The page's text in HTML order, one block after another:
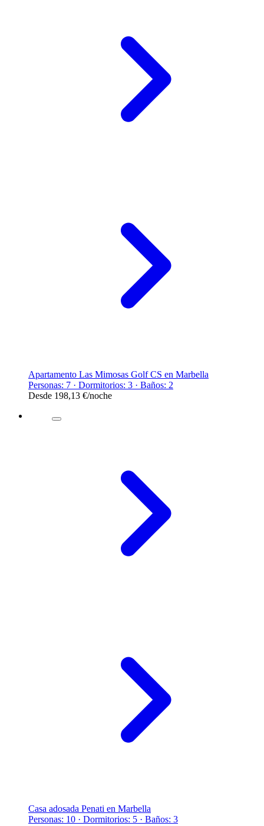
Apartamento Las Mimosas Golf CS en Marbella
Personas: 7 · Dormitorios: 3 · Baños: 2
Desde 198,13 €/noche
Casa adosada Penati en Marbella
Personas: 10 · Dormitorios: 5 · Baños: 3